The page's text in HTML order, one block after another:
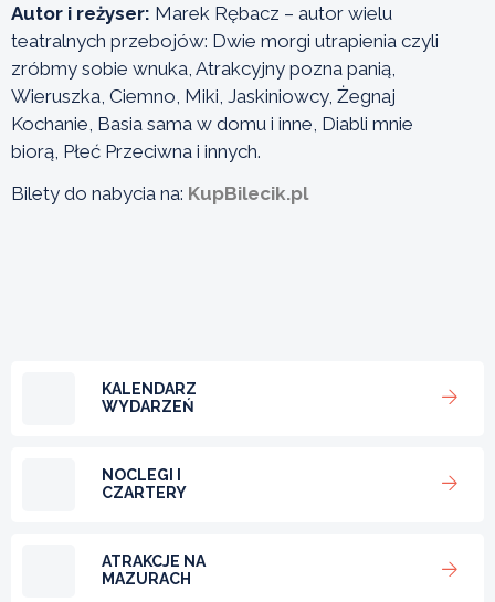
Autor i reżyser: Marek Rębacz – autor wielu
teatralnych przebojów: Dwie morgi utrapienia czyli
zróbmy sobie wnuka, Atrakcyjny pozna panią,
Wieruszka, Ciemno, Miki, Jaskiniowcy, Żegnaj
Kochanie, Basia sama w domu i inne, Diabli mnie
biorą, Płeć Przeciwna i innych.
Bilety do nabycia na: KupBilecik.pl
KALENDARZ
WYDARZEŃ
NOCLEGI I
CZARTERY
ATRAKCJE NA
MAZURACH